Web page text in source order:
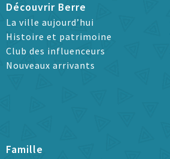
Découvrir Berre
La ville aujourd’hui
Histoire et patrimoine
Club des influenceurs
Nouveaux arrivants
Famille